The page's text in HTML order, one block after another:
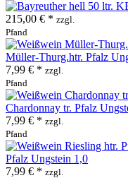
215,00 € * zzgl.
Pfand
Müller-Thurg.htr. Pfalz
7,99 € * zzgl.
Pfand
Chardonnay tr. Pfalz
7,99 € * zzgl.
Pfand
Pfalz Ungstein 1,0
7,99 € * zzgl.